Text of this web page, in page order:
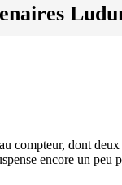
compteur, dont
encore un peu